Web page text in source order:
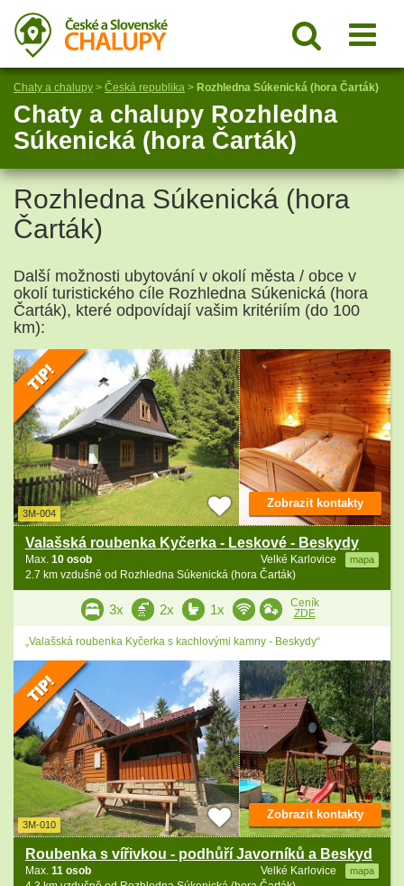
Chaty a chalupy > Česká republika > Rozhledna Súkenická (hora Čarták)
Chaty a chalupy Rozhledna
Súkenická (hora Čarták)
Rozhledna Súkenická (hora
Čarták)
Další možnosti ubytování v okolí města / obce v
okolí turistického cíle Rozhledna Súkenická (hora
Čarták), které odpovídají vašim kritériím (do 100
km):
3M-004
Valašská roubenka Kyčerka - Leskové - Beskydy
Velké Karlovice mapa
Max. 10 osob
2.7 km vzdušně od Rozhledna Súkenická (hora Čarták)
Zobrazit kontakty
3x 2x 1x
Ceník
ZDE
„Valašská roubenka Kyčerka s kachlovými kamny - Beskydy“
3M-010
Roubenka s vířivkou - podhůří Javorníků a Beskyd
Velké Karlovice mapa
Max. 11 osob
Zobrazit kontakty